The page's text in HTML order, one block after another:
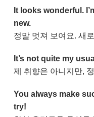
It looks wonderful.
new.
정말 멋져 보여요. 새
It’s not quite my
제 취향은 아니지만,
You always make
try!